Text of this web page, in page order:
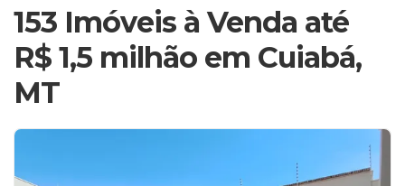
153 Imóveis à Venda até
R$ 1,5 milhão em Cuiabá,
MT